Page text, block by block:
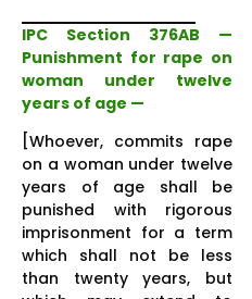
IPC Section 376AB —
Punishment for rape on
woman under twelve
years of age —
[Whoever, commits rape
on a woman under twelve
years of age shall be
punished with rigorous
imprisonment for a term
which shall not be less
than twenty years, but